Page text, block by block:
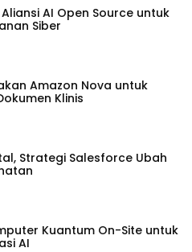
Aliansi AI Open Source untuk
Siber
Amazon Nova untuk
Klinis
Strategi Salesforce Ubah
Kuantum On-Site untuk
AI